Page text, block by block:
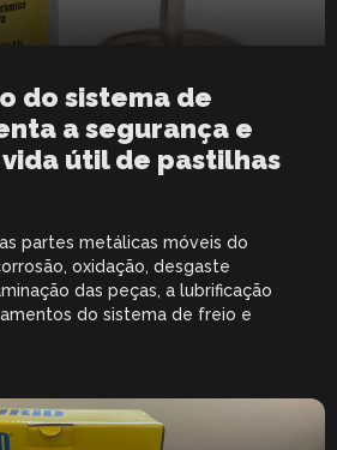
do sistema de
a segurança e
útil de pastilhas
partes metálicas móveis do
oxidação, desgaste
das peças, a lubrificação
do sistema de freio e